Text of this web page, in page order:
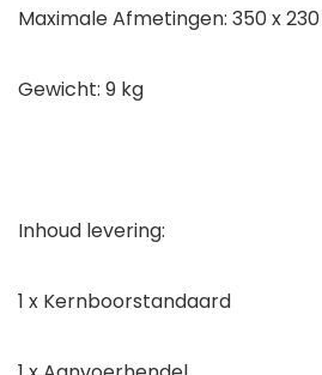
Maximale Afmetingen: 350 x
Gewicht: 9 kg
Inhoud levering:
1 x Kernboorstandaard